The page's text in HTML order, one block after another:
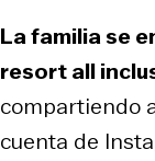
La familia se
resort all
compartiendo
cuenta de